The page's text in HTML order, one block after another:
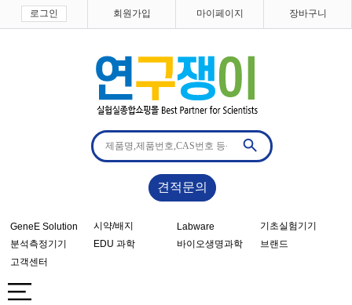
로그인 회원가입 마이페이지 장바구니
견적문의
GeneE Solution 시약/배지 Labware
기초실험기기
분석측정기기
EDU 과학 바이오생명과학
브랜드
고객센터